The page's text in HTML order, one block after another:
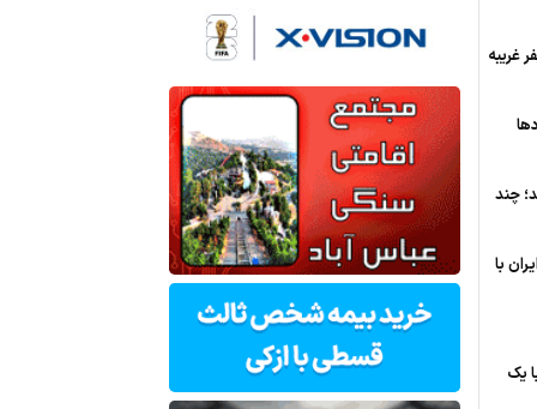
پرسپولیس 9 نفره شد، 10 نفر غریبه
چند
با
یک